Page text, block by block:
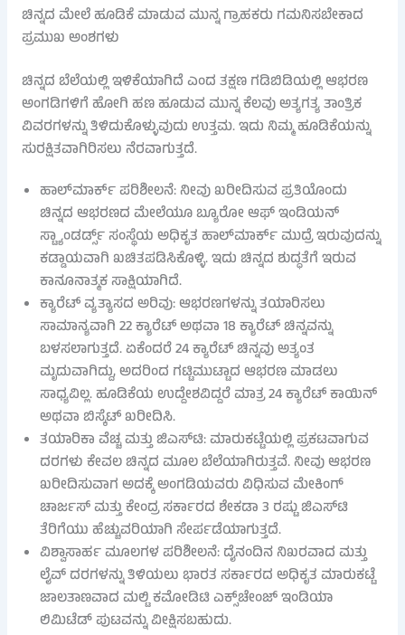
ಚಿನ್ನದ ಮೇಲೆ ಹೂಡಿಕೆ ಮಾಡುವ ಮುನ್ನ ಗ್ರಾಹಕರು ಗಮನಿಸಬೇಕಾದ
ಪ್ರಮುಖ ಅಂಶಗಳು
ಚಿನ್ನದ ಬೆಲೆಯಲ್ಲಿ ಇಳಿಕೆಯಾಗಿದೆ ಎಂದ ತಕ್ಷಣ ಗಡಿಬಿಡಿಯಲ್ಲಿ ಆಭರಣ
ಅಂಗಡಿಗಳಿಗೆ ಹೋಗಿ ಹಣ ಹೂಡುವ ಮುನ್ನ ಕೆಲವು ಅತ್ಯಗತ್ಯ ತಾಂತ್ರಿಕ
ವಿವರಗಳನ್ನು ತಿಳಿದುಕೊಳ್ಳುವುದು ಉತ್ತಮ. ಇದು ನಿಮ್ಮ ಹೂಡಿಕೆಯನ್ನು
ಸುರಕ್ಷಿತವಾಗಿರಿಸಲು ನೆರವಾಗುತ್ತದೆ.
ಹಾಲ್‌ಮಾರ್ಕ್ ಪರಿಶೀಲನೆ: ನೀವು ಖರೀದಿಸುವ ಪ್ರತಿಯೊಂದು
ಚಿನ್ನದ ಆಭರಣದ ಮೇಲೆಯೂ ಬ್ಯೂರೋ ಆಫ್ ಇಂಡಿಯನ್
ಸ್ಟ್ಯಾಂಡರ್ಡ್ಸ್ ಸಂಸ್ಥೆಯ ಅಧಿಕೃತ ಹಾಲ್‌ಮಾರ್ಕ್ ಮುದ್ರೆ ಇರುವುದನ್ನು
ಕಡ್ಡಾಯವಾಗಿ ಖಚಿತಪಡಿಸಿಕೊಳ್ಳಿ. ಇದು ಚಿನ್ನದ ಶುದ್ಧತೆಗೆ ಇರುವ
ಕಾನೂನಾತ್ಮಕ ಸಾಕ್ಷಿಯಾಗಿದೆ.
ಕ್ಯಾರೆಟ್ ವ್ಯತ್ಯಾಸದ ಅರಿವು: ಆಭರಣಗಳನ್ನು ತಯಾರಿಸಲು
ಸಾಮಾನ್ಯವಾಗಿ 22 ಕ್ಯಾರೆಟ್ ಅಥವಾ 18 ಕ್ಯಾರೆಟ್ ಚಿನ್ನವನ್ನು
ಬಳಸಲಾಗುತ್ತದೆ. ಏಕೆಂದರೆ 24 ಕ್ಯಾರೆಟ್ ಚಿನ್ನವು ಅತ್ಯಂತ
ಮೃದುವಾಗಿದ್ದು, ಅದರಿಂದ ಗಟ್ಟಿಮುಟ್ಟಾದ ಆಭರಣ ಮಾಡಲು
ಸಾಧ್ಯವಿಲ್ಲ. ಹೂಡಿಕೆಯ ಉದ್ದೇಶವಿದ್ದರೆ ಮಾತ್ರ 24 ಕ್ಯಾರೆಟ್ ಕಾಯಿನ್
ಅಥವಾ ಬಿಸ್ಕೆಟ್ ಖರೀದಿಸಿ.
ತಯಾರಿಕಾ ವೆಚ್ಚ ಮತ್ತು ಜಿಎಸ್‌ಟಿ: ಮಾರುಕಟ್ಟೆಯಲ್ಲಿ ಪ್ರಕಟವಾಗುವ
ದರಗಳು ಕೇವಲ ಚಿನ್ನದ ಮೂಲ ಬೆಲೆಯಾಗಿರುತ್ತವೆ. ನೀವು ಆಭರಣ
ಖರೀದಿಸುವಾಗ ಅದಕ್ಕೆ ಅಂಗಡಿಯವರು ವಿಧಿಸುವ ಮೇಕಿಂಗ್
ಚಾರ್ಜಸ್ ಮತ್ತು ಕೇಂದ್ರ ಸರ್ಕಾರದ ಶೇಕಡಾ 3 ರಷ್ಟು ಜಿಎಸ್‌ಟಿ
ತೆರಿಗೆಯು ಹೆಚ್ಚುವರಿಯಾಗಿ ಸೇರ್ಪಡೆಯಾಗುತ್ತದೆ.
ವಿಶ್ವಾಸಾರ್ಹ ಮೂಲಗಳ ಪರಿಶೀಲನೆ: ದೈನಂದಿನ ನಿಖರವಾದ ಮತ್ತು
ಲೈವ್ ದರಗಳನ್ನು ತಿಳಿಯಲು ಭಾರತ ಸರ್ಕಾರದ ಅಧಿಕೃತ ಮಾರುಕಟ್ಟೆ
ಜಾಲತಾಣವಾದ ಮಲ್ಟಿ ಕಮೋಡಿಟಿ ಎಕ್ಸ್‌ಚೇಂಜ್ ಇಂಡಿಯಾ
ಲಿಮಿಟೆಡ್ ಪುಟವನ್ನು ವೀಕ್ಷಿಸಬಹುದು.